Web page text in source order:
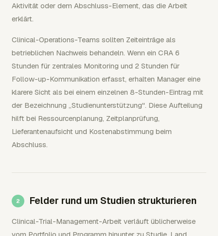
Aktivität oder dem Abschluss-Element, das die Arbeit
erklärt.
Clinical-Operations-Teams sollten Zeiteinträge als
betrieblichen Nachweis behandeln. Wenn ein CRA 6
Stunden für zentrales Monitoring und 2 Stunden für
Follow-up-Kommunikation erfasst, erhalten Manager eine
klarere Sicht als bei einem einzelnen 8-Stunden-Eintrag mit
der Bezeichnung „Studienunterstützung". Diese Aufteilung
hilft bei Ressourcenplanung, Zeitplanprüfung,
Lieferantenaufsicht und Kostenabstimmung beim
Abschluss.
Felder rund um Studien strukturieren
Clinical-Trial-Management-Arbeit verläuft üblicherweise
vom Portfolio und Programm hinunter zu Studie, Land,